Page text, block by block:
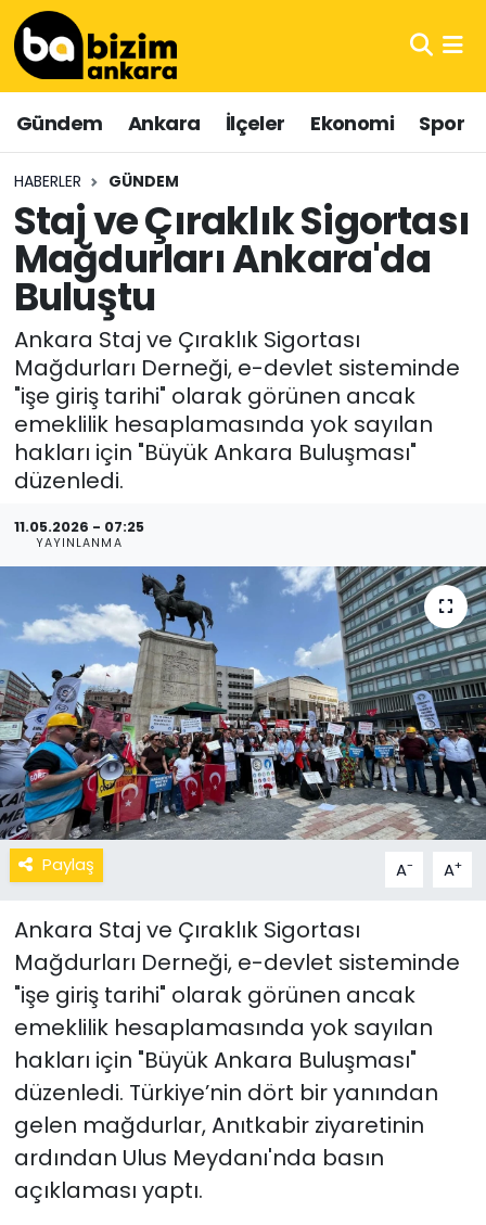
Gündem Ankara İlçeler Ekonomi Spor
HABERLER GÜNDEM
Staj ve Çıraklık Sigortası
Mağdurları Ankara'da
Buluştu
Ankara Staj ve Çıraklık Sigortası
Mağdurları Derneği, e-devlet sisteminde
"işe giriş tarihi" olarak görünen ancak
emeklilik hesaplamasında yok sayılan
hakları için "Büyük Ankara Buluşması"
düzenledi.
11.05.2026 - 07:25
YAYINLANMA
Paylaş A- A+
Ankara Staj ve Çıraklık Sigortası
Mağdurları Derneği, e-devlet sisteminde
"işe giriş tarihi" olarak görünen ancak
emeklilik hesaplamasında yok sayılan
hakları için "Büyük Ankara Buluşması"
düzenledi. Türkiye’nin dört bir yanından
gelen mağdurlar, Anıtkabir ziyaretinin
ardından Ulus Meydanı'nda basın
açıklaması yaptı.
Hava Durumu
Trafik Durumu
Süper Lig Puan Durumu ve Fikstür
Tüm Manşetler
Son Dakika Haberleri
Haber Arşivi